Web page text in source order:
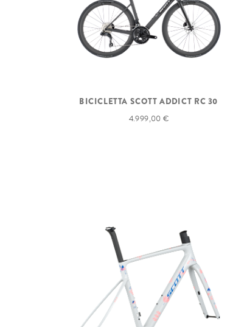
BICICLETTA SCOTT ADDICT RC 30
4.999,00 €